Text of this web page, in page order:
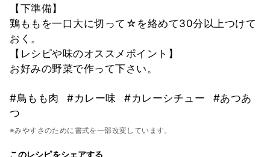
【下準備】
鶏ももを一口大に切って☆を絡めて30分以上つけて
おく。
【レシピや味のオススメポイント】
お好みの野菜で作って下さい。
#鳥もも肉 #カレー味 #カレーシチュー
#あつあ
つ
※みやすさのために書式を一部改変しています。
このレシピをシェアする